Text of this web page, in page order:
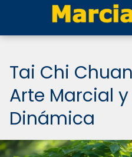
Tai Chi
Arte Marcial
Dinámica